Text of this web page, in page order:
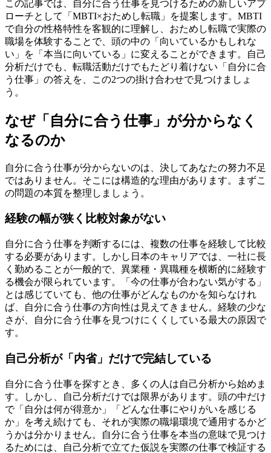
この記事では、自分に合う仕事を見つけるための新しいアプ
ローチとして「MBTI×おためし転職」を提案します。MBTI
で自分の性格特性を客観的に理解し、おためし転職で実際の
職場を体験することで、頭の中の「向いているかもしれな
い」を「本当に向いている」に変えることができます。自己
分析だけでも、転職活動だけでもたどり着けない「自分に合
う仕事」の答えを、この2つの掛け合わせで見つけましょ
う。
なぜ「自分に合う仕事」が分からなく
なるのか
自分に合う仕事が分からないのは、決してあなたの努力不足
ではありません。そこには構造的な理由があります。まずこ
の問題の本質を整理しましょう。
経験の幅が狭く比較対象がない
自分に合う仕事を判断するには、複数の仕事を経験して比較
する必要があります。しかし日本のキャリアでは、一社に長
く勤めることが一般的で、異業種・異職種を横断的に経験す
る機会が限られています。「今の仕事が合わない気がする」
とは感じていても、他の仕事がどんなものかを知らなけれ
ば、自分に合う仕事の方向性は見えてきません。経験の少な
さが、自分に合う仕事を見つけにくくしている最大の原因で
す。
自己分析が「内省」だけで完結している
自分に合う仕事を探すとき、多くの人は自己分析から始めま
す。しかし、自己分析だけでは限界があります。頭の中だけ
で「自分は何が得意か」「どんな仕事にやりがいを感じる
か」を考え続けても、それが実際の職場環境で通用するかど
うかは分かりません。自分に合う仕事を本当の意味で見つけ
るためには、自己分析で立てた仮説を実際の仕事で検証する